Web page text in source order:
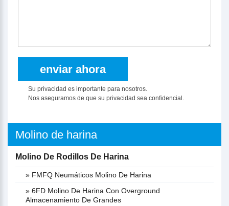
Su privacidad es importante para nosotros.
Nos aseguramos de que su privacidad sea confidencial.
Molino de harina
Molino De Rodillos De Harina
» FMFQ Neumáticos Molino De Harina
» 6FD Molino De Harina Con Overground
Almacenamiento De Grandes